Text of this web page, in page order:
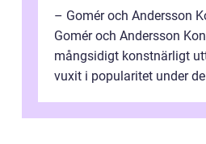
– Gomér och Andersson
Gomér och Andersson
mångsidigt konstnärligt
vuxit i popularitet under